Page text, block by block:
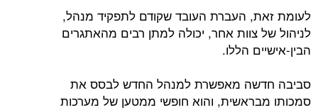
לעומת זאת, העברת העובד שקודם לתפקיד מנהל,
לניהול של צוות אחר, יכולה למתן רבים מהאתגרים
הבין-אישיים הללו.
סביבה חדשה מאפשרת למנהל החדש לבסס את
סמכותו מבראשית, והוא חופשי ממטען של מערכות